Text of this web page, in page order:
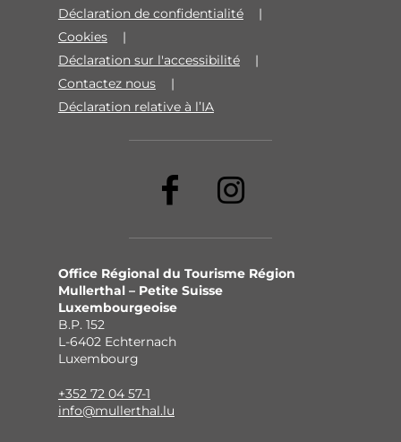
Déclaration de confidentialité
Cookies
Déclaration sur l'accessibilité
Contactez nous
Déclaration relative à l’IA
Office Régional du Tourisme Région
Mullerthal – Petite Suisse
Luxembourgeoise
B.P. 152
L-6402 Echternach
Luxembourg
+352 72 04 57-1
info@mullerthal.lu